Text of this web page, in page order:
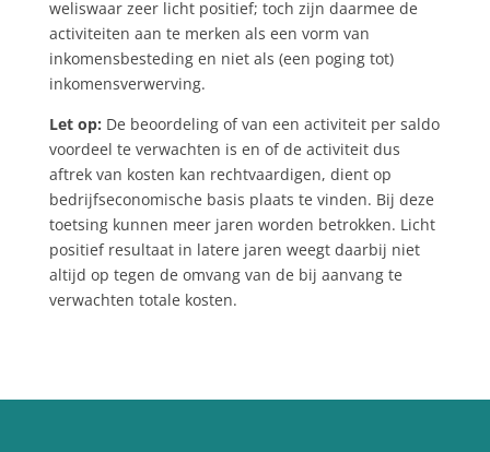
weliswaar zeer licht positief; toch zijn daarmee de
activiteiten aan te merken als een vorm van
inkomensbesteding en niet als (een poging tot)
inkomensverwerving.
Let op: De beoordeling of van een activiteit per saldo
voordeel te verwachten is en of de activiteit dus
aftrek van kosten kan rechtvaardigen, dient op
bedrijfseconomische basis plaats te vinden. Bij deze
toetsing kunnen meer jaren worden betrokken. Licht
positief resultaat in latere jaren weegt daarbij niet
altijd op tegen de omvang van de bij aanvang te
verwachten totale kosten.